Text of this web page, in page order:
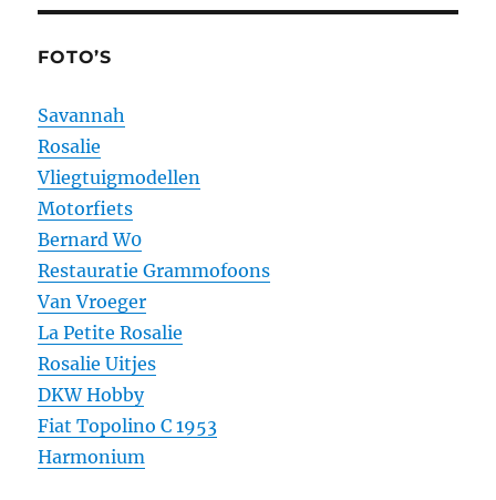
FOTO’S
Savannah
Rosalie
Vliegtuigmodellen
Motorfiets
Bernard W0
Restauratie Grammofoons
Van Vroeger
La Petite Rosalie
Rosalie Uitjes
DKW Hobby
Fiat Topolino C 1953
Harmonium